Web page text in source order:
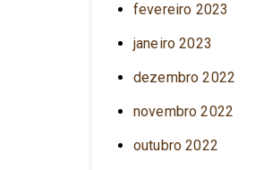
fevereiro 2023
janeiro 2023
dezembro 2022
novembro 2022
outubro 2022